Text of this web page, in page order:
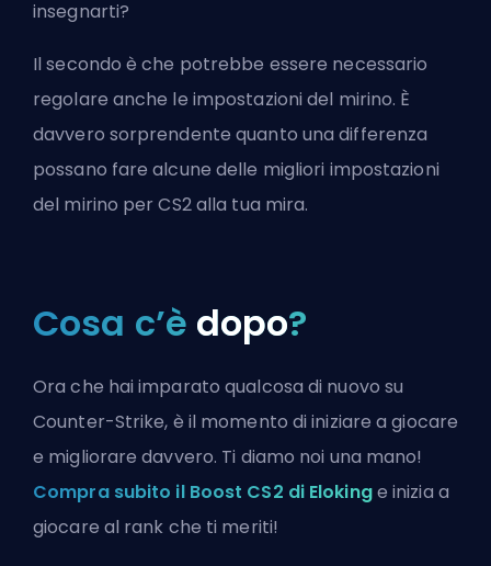
insegnarti?
Il secondo è che potrebbe essere necessario
regolare anche le impostazioni del mirino. È
davvero sorprendente quanto una differenza
possano fare alcune delle migliori impostazioni
del mirino per CS2alla tua mira.
Cosa c’è dopo?
Ora che hai imparato qualcosa di nuovo su
Counter-Strike, è il momento di iniziare a giocare
e migliorare davvero. Ti diamo noi una mano!
Compra subito il Boost CS2 di Elokinge inizia a
giocare al rank che ti meriti!